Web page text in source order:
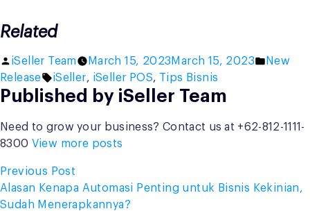
Related
Posted
by
iSeller Team March 15, 2023 March 15, 2023
Posted
New
Release
Tags:
iSeller, iSeller POS, Tips Bisnis
Published by iSeller Team
Need to grow your business? Contact us at +62-812-1111-
8300 View more posts
Post
navigation
Previous Post
post:
Alasan Kenapa Automasi Penting untuk Bisnis Kekinian,
Sudah Menerapkannya?